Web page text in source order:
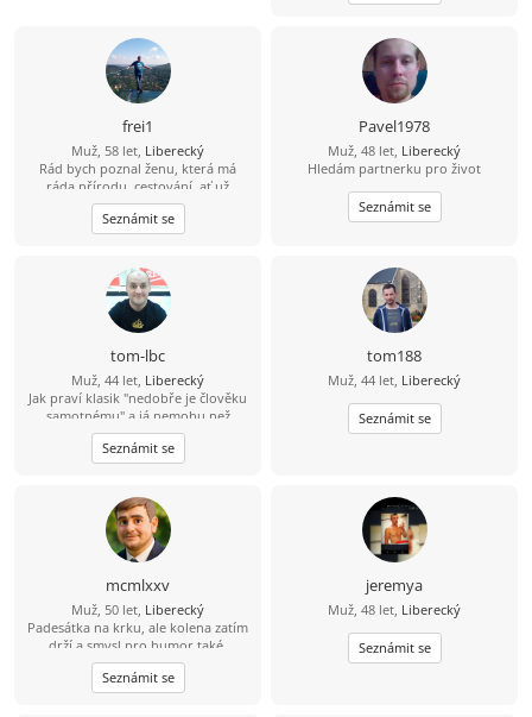
frei1
Muž, 58 let, Liberecký
Rád bych poznal ženu, která má
ráda přírodu, cestování, ať už
obytným autem, na motorce, na
kole a nebo výlet pěšky. Ráda zajde
do kina. Nebo na dovolenou k moři.
Seznámit se
Pavel1978
Muž, 48 let, Liberecký
Hledám partnerku pro život
Seznámit se
tom-lbc
Muž, 44 let, Liberecký
Jak praví klasik "nedobře je člověku
samotnému" a já nemohu než
souhlasit. Hledám fajn Liberečandu,
ideálně veselou baculku co ráda
vaří/peče, neb já rád jím :-D A teď
ani lacinou pracovní silou, ale chci
být ženě přínosem svou společností.
Rád bych ideálně ženu se vším
všudy, ale jsem vděčen i za "pouhé"
přátelství, samota je zkrátka krutá :-(
Seznámit se
tom188
Muž, 44 let, Liberecký
Seznámit se
mcmlxxv
Muž, 50 let, Liberecký
Padesátka na krku, ale kolena zatím
drží a smysl pro humor také.
Nehledám princeznu z pohádky –
spíš fajn ženu, se kterou se budu
těšit na každé další setkání. Umím
Seznámit se
jeremya
Muž, 48 let, Liberecký
Seznámit se